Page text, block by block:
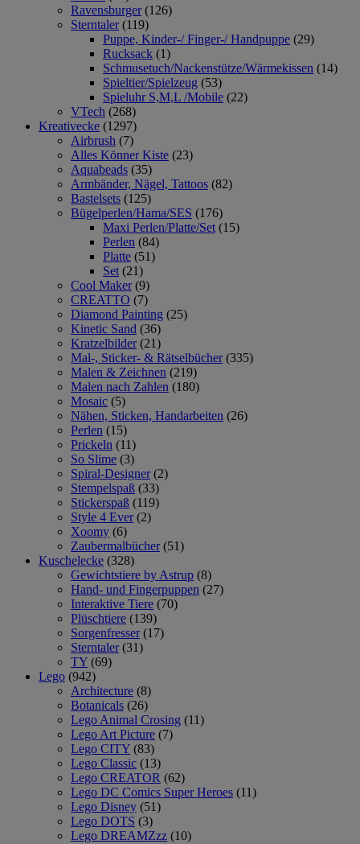
Ravensburger (126)
Sterntaler (119)
Puppe, Kinder-/ Finger-/ Handpuppe (29)
Rucksack (1)
Schmusetuch/Nackenstütze/Wärmekissen (14)
Spieltier/Spielzeug (53)
Spieluhr S,M,L /Mobile (22)
VTech (268)
Kreativecke (1297)
Airbrush (7)
Alles Könner Kiste (23)
Aquabeads (35)
Armbänder, Nägel, Tattoos (82)
Bastelsets (125)
Bügelperlen/Hama/SES (176)
Maxi Perlen/Platte/Set (15)
Perlen (84)
Platte (51)
Set (21)
Cool Maker (9)
CREATTO (7)
Diamond Painting (25)
Kinetic Sand (36)
Kratzelbilder (21)
Mal-, Sticker- & Rätselbücher (335)
Malen & Zeichnen (219)
Malen nach Zahlen (180)
Mosaic (5)
Nähen, Sticken, Handarbeiten (26)
Perlen (15)
Prickeln (11)
So Slime (3)
Spiral-Designer (2)
Stempelspaß (33)
Stickerspaß (119)
Style 4 Ever (2)
Xoomy (6)
Zaubermalbücher (51)
Kuschelecke (328)
Gewichtstiere by Astrup (8)
Hand- und Fingerpuppen (27)
Interaktive Tiere (70)
Plüschtiere (139)
Sorgenfresser (17)
Sterntaler (31)
TY (69)
Lego (942)
Architecture (8)
Botanicals (26)
Lego Animal Crosing (11)
Lego Art Picture (7)
Lego CITY (83)
Lego Classic (13)
Lego CREATOR (62)
Lego DC Comics Super Heroes (11)
Lego Disney (51)
Lego DOTS (3)
Lego DREAMZzz (10)